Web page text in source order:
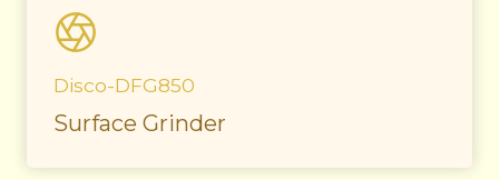
Disco-DFG850
Surface Grinder